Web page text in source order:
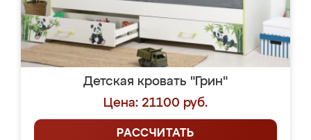
Детская кровать "Грин"
Цена: 21100 руб.
РАССЧИТАТЬ